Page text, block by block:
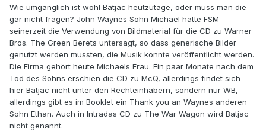
Wie umgänglich ist wohl Batjac heutzutage, oder muss man die
gar nicht fragen? John Waynes Sohn Michael hatte FSM
seinerzeit die Verwendung von Bildmaterial für die CD zu Warner
Bros. The Green Berets untersagt, so dass generische Bilder
genutzt werden mussten, die Musik konnte veröffentlicht werden.
Die Firma gehört heute Michaels Frau. Ein paar Monate nach dem
Tod des Sohns erschien die CD zu McQ, allerdings findet sich
hier Batjac nicht unter den Rechteinhabern, sondern nur WB,
allerdings gibt es im Booklet ein Thank you an Waynes anderen
Sohn Ethan. Auch in Intradas CD zu The War Wagon wird Batjac
nicht genannt.